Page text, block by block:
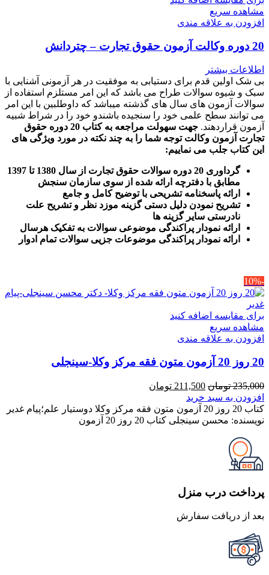
مشاهده سریع
افزودن به علاقه مندی
20 دوره وکالت آزمون حقوق تجارت – چتردانش
اطلاعات بیشتر
بی شک اولین قدم برای دستیابی به موفقیت در هر آزمونی آشنایی با
سبک و شیوه سوالات طراح می باشد که این امر مستلزم استفاده از
سوالات آزمون های سال های گذشته میباشد که داوطلبین با این امر
می توانند سطح علمی خود را سنجیده باشندو خود را در شراط شبیه
آزمون قراردهند.
جهت سهولت مراجعه به کتاب 20 دوره حقوق
تجارت آزمون وکالت توجه شما را به چند نکته در مورد ویژگی های
این کتاب جلب می نماییم:
گرداوری 20 دوره سوالات حقوق تجارت از سال 1380 تا 1397
مطابق با دفترچه ارائه شده از سوی سازمان سنجش
ارائه پاسخنامه تشریحی با توضیح کامل و جامع
تشریح نمودن دلیل دستی گزینه موزد نظر و تشریح علت
نادرستی سایر گزینه ها
ارائه نمودار پراکندگی موضوعی سوالات به تفکیک هرسال
رائه نمودار پراکندگی موضوعات جزیی سوالات تمام ادوار
-10%
برای مقایسه اضافه کنید
مشاهده سریع
افزودن به علاقه مندی
20 روز 20 آزمون متون فقه مرکز وکلا-سینجلی
235,000 تومان قیمت
اصلی
235,000 تومان
بود.
211,500 تومان
211,500 تومان
است.
افزودن به سبد خرید
کتاب 20 روز 20 آزمون متون فقه مرکز وکلا دوستیار علم؛پیام غدیر
نویسنده: محسن سینجلی کتاب 20 روز 20 آزمون
پرداخت درب منزل
بعد از دریافت سفارش